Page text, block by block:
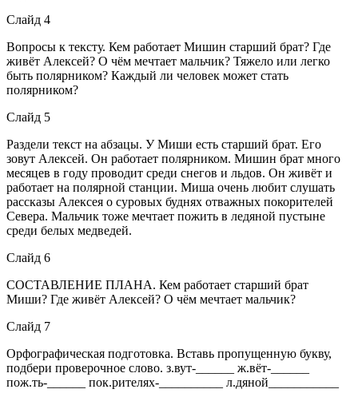
Слайд 4
Вопросы к тексту. Кем работает Мишин старший брат? Где
живёт Алексей? О чём мечтает мальчик? Тяжело или легко
быть полярником? Каждый ли человек может стать
полярником?
Слайд 5
Раздели текст на абзацы. У Миши есть старший брат. Его
зовут Алексей. Он работает полярником. Мишин брат много
месяцев в году проводит среди снегов и льдов. Он живёт и
работает на полярной станции. Миша очень любит слушать
рассказы Алексея о суровых буднях отважных покорителей
Севера. Мальчик тоже мечтает пожить в ледяной пустыне
среди белых медведей.
Слайд 6
СОСТАВЛЕНИЕ ПЛАНА. Кем работает старший брат
Миши? Где живёт Алексей? О чём мечтает мальчик?
Слайд 7
Орфографическая подготовка. Вставь пропущенную букву,
подбери проверочное слово. з.вут-______ ж.вёт-______
пож.ть-______ пок.рителях-__________ л.дяной___________